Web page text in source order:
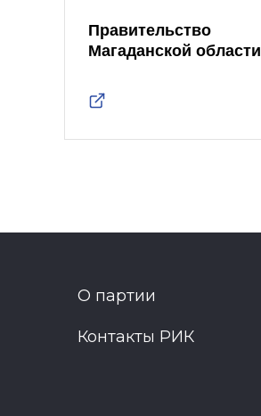
Правительство
Магаданской области
О партии
Контакты РИК